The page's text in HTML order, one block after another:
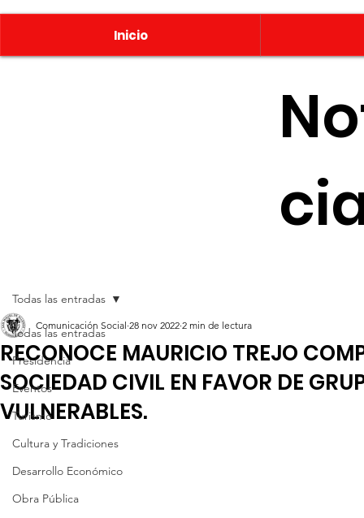
Todas las entradas
Presidencia
Eventos
Turismo
Cultura y Tradiciones
Desarrollo Económico
Obra Pública
Todas las entradas
RECONOCE MAURICIO TREJO
SOCIEDAD CIVIL EN FAVOR DE
VULNERABLES.
Comunicación Social 28 nov 2022 2 min de lectura
Inicio